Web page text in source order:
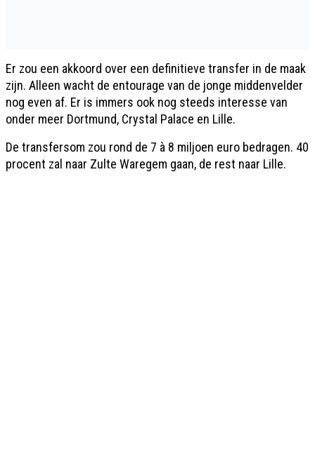
Er zou een akkoord over een definitieve transfer in de maak
zijn. Alleen wacht de entourage van de jonge middenvelder
nog even af. Er is immers ook nog steeds interesse van
onder meer Dortmund, Crystal Palace en Lille.
De transfersom zou rond de 7 à 8 miljoen euro bedragen. 40
procent zal naar Zulte Waregem gaan, de rest naar Lille.